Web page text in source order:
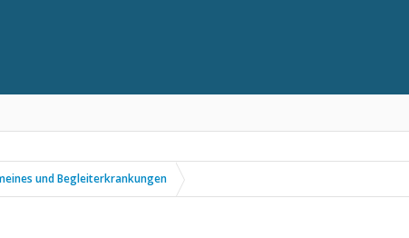
und Begleiterkrankungen